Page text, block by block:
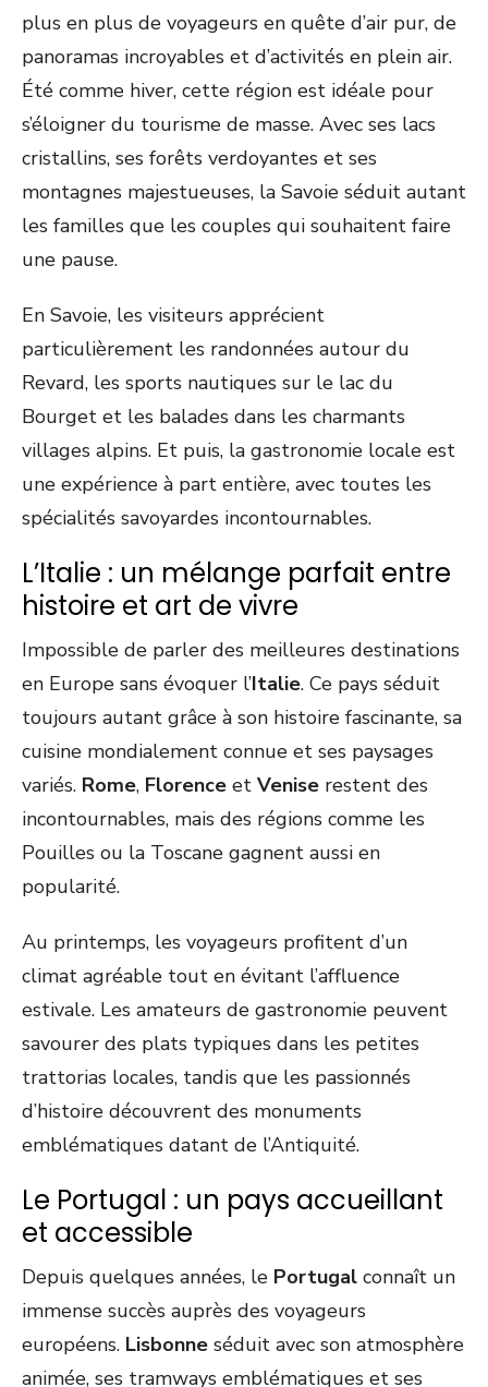
plus en plus de voyageurs en quête d’air pur, de
panoramas incroyables et d’activités en plein air.
Été comme hiver, cette région est idéale pour
s’éloigner du tourisme de masse. Avec ses lacs
cristallins, ses forêts verdoyantes et ses
montagnes majestueuses, la Savoie séduit autant
les familles que les couples qui souhaitent faire
une pause.
En Savoie, les visiteurs apprécient
particulièrement les randonnées autour du
Revard, les sports nautiques sur le lac du
Bourget et les balades dans les charmants
villages alpins. Et puis, la gastronomie locale est
une expérience à part entière, avec toutes les
spécialités savoyardes incontournables.
L’Italie : un mélange parfait entre
histoire et art de vivre
Impossible de parler des meilleures destinations
en Europe sans évoquer l’Italie. Ce pays séduit
toujours autant grâce à son histoire fascinante, sa
cuisine mondialement connue et ses paysages
variés. Rome, Florence et Venise restent des
incontournables, mais des régions comme les
Pouilles ou la Toscane gagnent aussi en
popularité.
Au printemps, les voyageurs profitent d’un
climat agréable tout en évitant l’affluence
estivale. Les amateurs de gastronomie peuvent
savourer des plats typiques dans les petites
trattorias locales, tandis que les passionnés
d’histoire découvrent des monuments
emblématiques datant de l’Antiquité.
Le Portugal : un pays accueillant
et accessible
Depuis quelques années, le Portugal connaît un
immense succès auprès des voyageurs
européens. Lisbonne séduit avec son atmosphère
animée, ses tramways emblématiques et ses